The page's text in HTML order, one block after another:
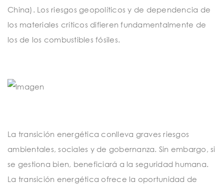
China). Los riesgos geopolíticos y de dependencia de
los materiales críticos difieren fundamentalmente de
los de los combustibles fósiles.
La transición energética conlleva graves riesgos
ambientales, sociales y de gobernanza. Sin embargo, si
se gestiona bien, beneficiará a la seguridad humana.
La transición energética ofrece la oportunidad de